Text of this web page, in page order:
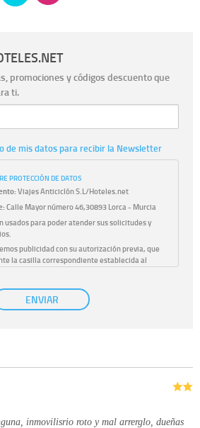
promociones y códigos descuento que
ti.
de mis datos para recibir la Newsletter
PROTECCIÓN DE DATOS
Viajes Anticiclón S.L/Hoteles.net
Calle Mayor número 46,30893 Lorca - Murcia
usados para poder atender sus solicitudes y
publicidad con su autorización previa, que
la casilla correspondiente establecida al
trataremos sus datos con su consentimiento
mediante la casilla correspondiente
saber qué información tenemos sobre usted,
web.
ENVIAR
inmovilisrio roto y mal arrerglo, dueñas